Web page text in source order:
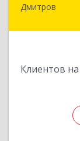
Дмитров
Клиентов